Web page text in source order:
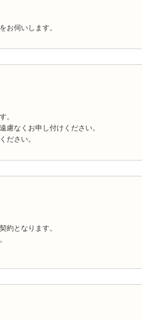
お伺いします。
。
慮なくお申し付けください。
ださい。
約となります。